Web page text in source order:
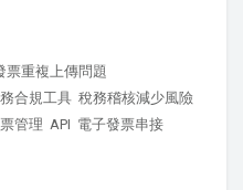
票重複上傳問題
合規工具 稅務稽核減少風險
管理 API 電子發票串接